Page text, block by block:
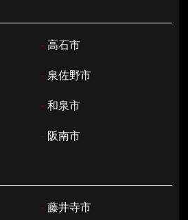
- 高石市
- 泉佐野市
- 和泉市
- 阪南市
- 藤井寺市